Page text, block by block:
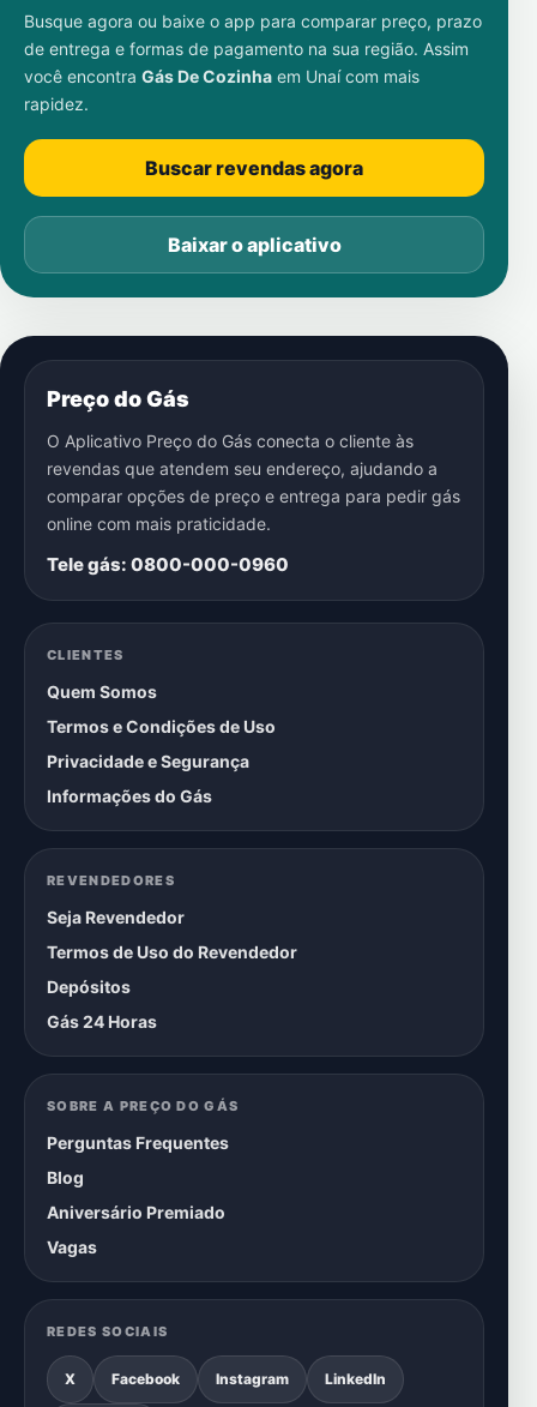
Busque agora ou baixe o app para comparar preço, prazo
de entrega e formas de pagamento na sua região. Assim
você encontra Gás De Cozinha em Unaícom mais
rapidez.
Buscar revendas agora
Baixar o aplicativo
Preço do Gás
O Aplicativo Preço do Gás conecta o cliente às
revendas que atendem seu endereço, ajudando a
comparar opções de preço e entrega para pedir gás
online com mais praticidade.
Tele gás: 0800-000-0960
CLIENTES
Quem Somos
Termos e Condições de Uso
Privacidade e Segurança
Informações do Gás
REVENDEDORES
Seja Revendedor
Termos de Uso do Revendedor
Depósitos
Gás 24 Horas
SOBRE A PREÇO DO GÁS
Perguntas Frequentes
Blog
Aniversário Premiado
Vagas
REDES SOCIAIS
X Facebook Instagram LinkedIn